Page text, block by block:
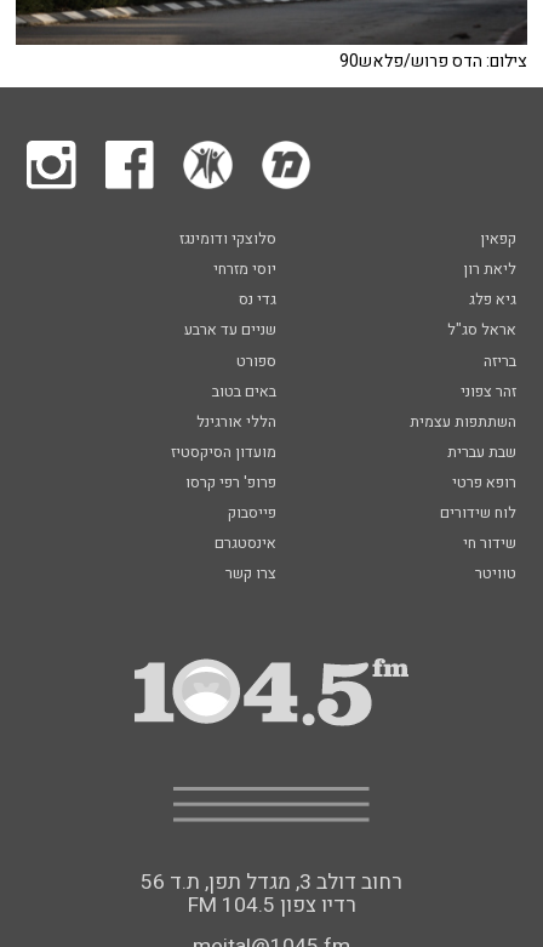
צילום: הדס פרוש/פלאש90
קפאין
סלוצקי ודומינגז
ליאת רון
יוסי מזרחי
גיא פלג
גדי נס
אראל סג"ל
שניים עד ארבע
בריזה
ספורט
זהר צפוני
באים בטוב
השתתפות עצמית
הללי אורגינל
שבת עברית
מועדון הסיקסטיז
רופא פרטי
פרופ' רפי קרסו
לוח שידורים
פייסבוק
שידור חי
אינסטגרם
טוויטר
צרו קשר
רחוב דולב 3, מגדל תפן, ת.ד 56
FM רדיו צפון 104.5